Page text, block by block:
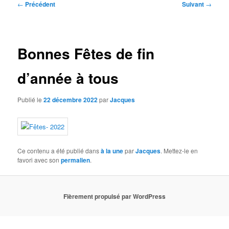
Navigation
← Précédent Suivant →
Bonnes Fêtes de fin
d’année à tous
Publié le22 décembre 2022parJacques
Ce contenu a été publié dansà la uneparJacques. Mettez-le en
favori avec sonpermalien.
Fièrement propulsé par WordPress